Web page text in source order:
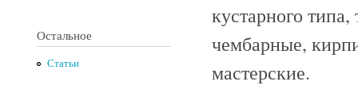
Остальное
Статьи
кустарного
чембарные,
мастерские.